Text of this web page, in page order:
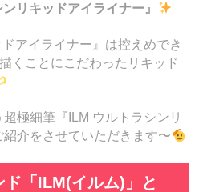
ンリキッドアイライナー』
ドアイライナー』は控えめでき
くことにこだわったリキッド
極細筆『ILM ウルトラシンリ
介をさせていただきます〜
ド「ILM(イルム)」と